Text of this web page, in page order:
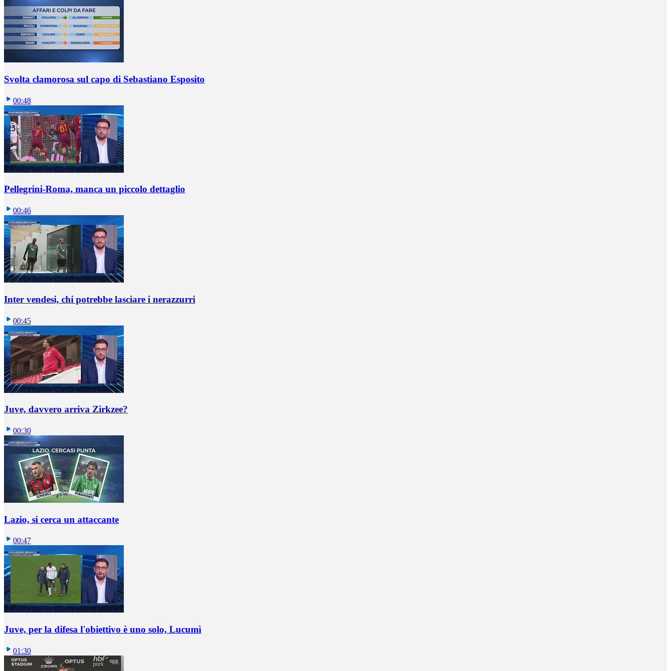
Svolta clamorosa sul capo di Sebastiano Esposito
00:48
Pellegrini-Roma, manca un piccolo dettaglio
00:46
Inter vendesi, chi potrebbe lasciare i nerazzurri
00:45
Juve, davvero arriva Zirkzee?
00:30
Lazio, si cerca un attaccante
00:47
Juve, per la difesa l'obiettivo è uno solo, Lucumì
01:30